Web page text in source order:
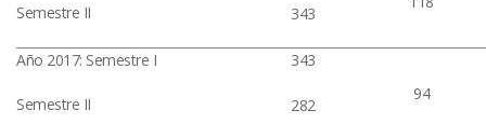
Semestre II 343
Año 2017: Semestre I
Semestre II
343
282
94